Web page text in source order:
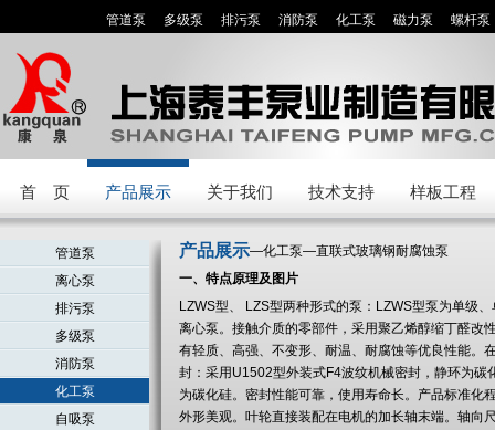
管道泵 多级泵 排污泵 消防泵 化工泵 磁力泵 螺杆泵
首 页 产品展示 关于我们 技术支持 样板工程
管道泵
离心泵
排污泵
多级泵
消防泵
化工泵
自吸泵
产品展示—化工泵—直联式玻璃钢耐腐蚀泵
一、特点原理及图片
LZWS型、 LZS型两种形式的泵：LZWS型泵为单级
离心泵。接触介质的零部件，采用聚乙烯醇缩丁醛改
有轻质、高强、不变形、耐温、耐腐蚀等优良性能。
封：采用U1502型外装式F4波纹机械密封，静环为
为碳化硅。密封性能可靠，使用寿命长。产品标准化
外形美观。叶轮直接装配在电机的加长轴末端。轴向